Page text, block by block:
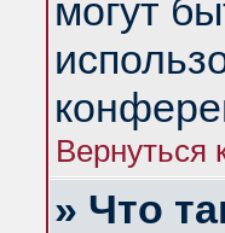
могут
Вернуться
» Что